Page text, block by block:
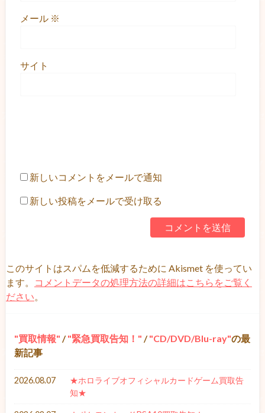
メール ※
サイト
新しいコメントをメールで通知
新しい投稿をメールで受け取る
このサイトはスパムを低減するために Akismet を使ってい
ます。
コメントデータの処理方法の詳細はこちらをご覧く
ださい。
買取情報 / 緊急買取告知！ / CD/DVD/Blu-ray の最
新記事
2026.08.07
★ホロライブオフィシャルカードゲーム買取告
知★